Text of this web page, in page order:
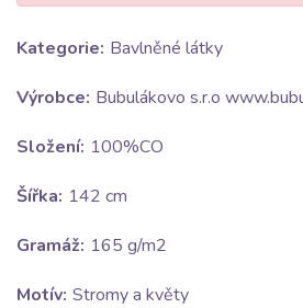
Kategorie: Bavlněné látky
Výrobce: Bubulákovo s.r.o
Složení: 100%CO
Šířka: 142 cm
Gramáž: 165 g/m2
Motív: Stromy a květy